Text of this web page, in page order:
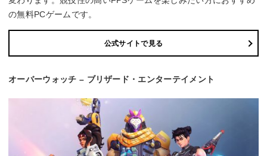
の無料PCゲームです。
公式サイトで見る
オーバーウォッチ – ブリザード・エンターテイメント